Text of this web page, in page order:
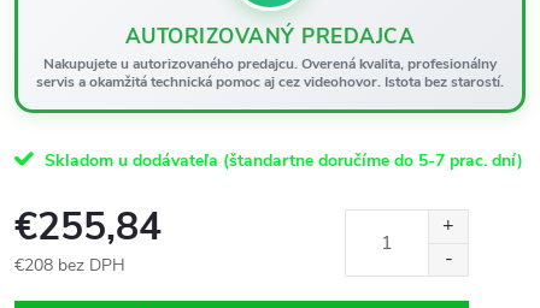
AUTORIZOVANÝ PREDAJCA
Nakupujete u autorizovaného predajcu. Overená kvalita, profesionálny
servis a okamžitá technická pomoc aj cez videohovor. Istota bez starostí.
Skladom u dodávateľa (štandartne doručíme do 5-7 prac. dní)
€255,84
€208 bez DPH